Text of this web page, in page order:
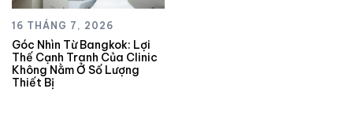
16 THÁNG 7, 2026
Góc Nhìn Từ Bangkok: Lợi
Thế Cạnh Tranh Của Clinic
Không Nằm Ở Số Lượng
Thiết Bị